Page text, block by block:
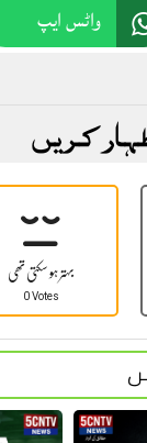
واٹس ایپ
کریں
بہتر ہو سکتی تھی
0 Votes